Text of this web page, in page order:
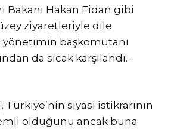
Bakanı Hakan Fidan gibi
ziyaretleriyle dile
başkomutanı
da sıcak karşılandı. -
siyasi istikrarının
olduğunu ancak buna